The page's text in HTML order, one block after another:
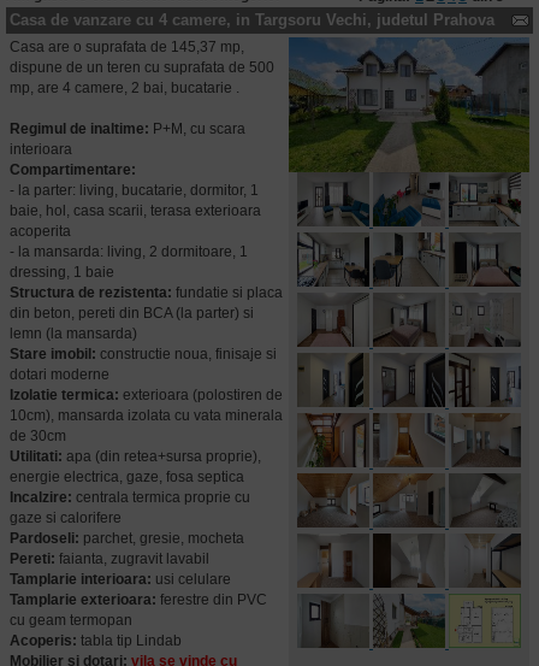
Casa de vanzare cu 4 camere, in Targsoru Vechi, judetul Prahova
Casa are o suprafata de 145,37 mp,
dispune de un teren cu suprafata de 500
mp, are 4 camere, 2 bai, bucatarie .
Regimul de inaltime: P+M, cu scara
interioara
Compartimentare:
- la parter: living, bucatarie, dormitor, 1
baie, hol, casa scarii, terasa exterioara
acoperita
- la mansarda: living, 2 dormitoare, 1
dressing, 1 baie
Structura de rezistenta: fundatie si placa
din beton, pereti din BCA (la parter) si
lemn (la mansarda)
Stare imobil: constructie noua, finisaje si
dotari moderne
Izolatie termica: exterioara (polostiren de
10cm), mansarda izolata cu vata minerala
de 30cm
Utilitati: apa (din retea+sursa proprie),
energie electrica, gaze, fosa septica
Incalzire: centrala termica proprie cu
gaze si calorifere
Pardoseli: parchet, gresie, mocheta
Pereti: faianta, zugravit lavabil
Tamplarie interioara: usi celulare
Tamplarie exterioara: ferestre din PVC
cu geam termopan
Acoperis: tabla tip Lindab
Mobilier si dotari: vila se vinde cu